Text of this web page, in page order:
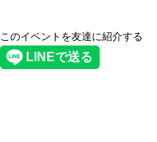
このイベントを友達に紹介する